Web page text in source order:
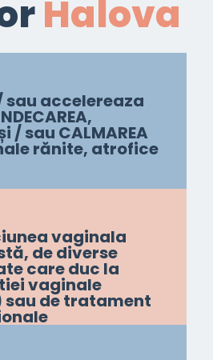
Halova
sau accelereaza
și / sau CALMAREA
rănite, atrofice
vaginala
de diverse
care duc la
vaginale
de tratament